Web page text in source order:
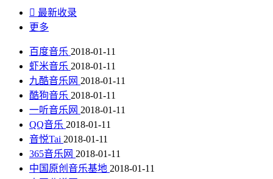
 最新收录
更多
百度音乐 2018-01-11
虾米音乐 2018-01-11
九酷音乐网 2018-01-11
酷狗音乐 2018-01-11
一听音乐网 2018-01-11
QQ音乐 2018-01-11
音悦Tai 2018-01-11
365音乐网 2018-01-11
中国原创音乐基地 2018-01-11